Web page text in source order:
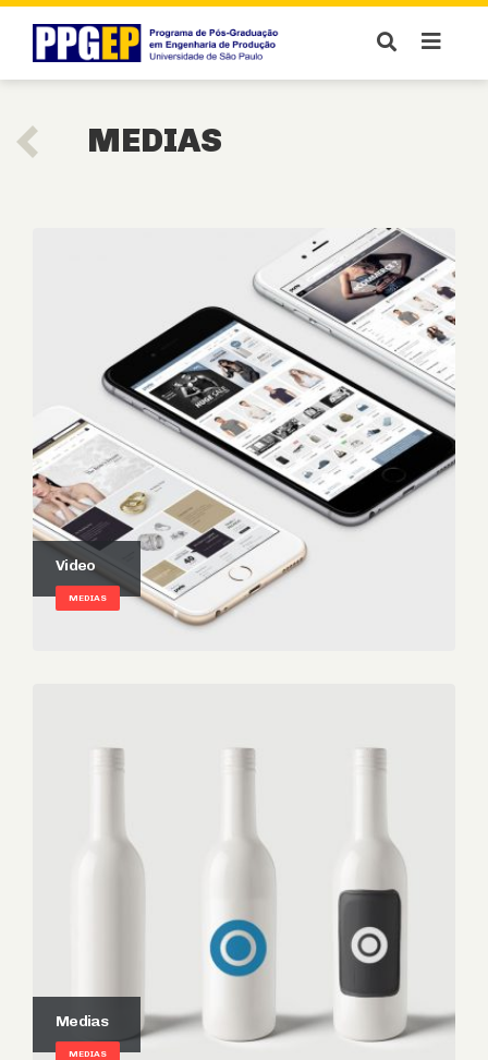
MEDIAS
Video
MEDIAS
Medias
MEDIAS